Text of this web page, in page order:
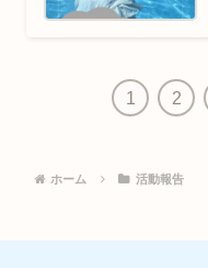
1 2
ホーム 活動報告